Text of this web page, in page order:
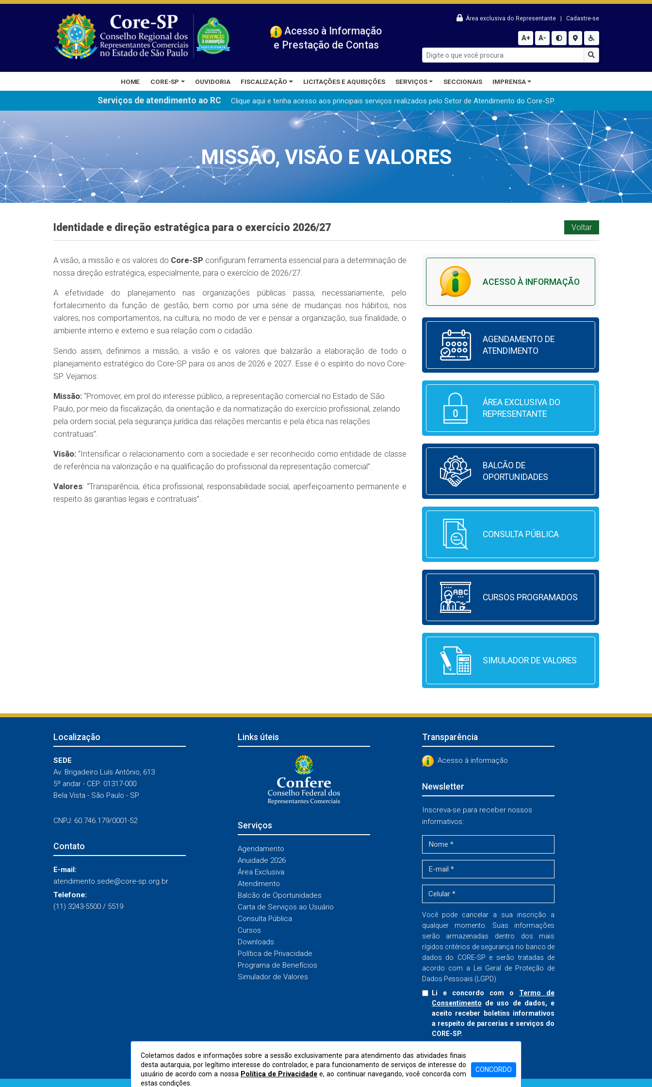
Acesso à Informação
e Prestação de Contas
Área exclusiva do Representante Cadastre-se
A+ A-
HOME CORE-SP OUVIDORIA FISCALIZAÇÃO LICITAÇÕES E AQUISIÇÕES SERVIÇOS SECCIONAIS IMPRENSA
Serviços de atendimento ao RC Clique aqui e tenha acesso aos principais serviços realizados pelo Setor de Atendimento do Core-SP.
MISSÃO, VISÃO E VALORES
Identidade e direção estratégica para o exercício 2026/27 Voltar
A visão, a missão e os valores do Core-SP configuram ferramenta essencial para a determinação de
nossa direção estratégica, especialmente, para o exercício de 2026/27.
A efetividade do planejamento nas organizações públicas passa, necessariamente, pelo
fortalecimento da função de gestão, bem como por uma série de mudanças nos hábitos, nos
valores, nos comportamentos, na cultura, no modo de ver e pensar a organização, sua finalidade, o
ambiente interno e externo e sua relação com o cidadão.
Sendo assim, definimos a missão, a visão e os valores que balizarão a elaboração de todo o
planejamento estratégico do Core-SP para os anos de 2026 e 2027. Esse é o espírito do novo Core-
SP. Vejamos:
Missão: “Promover, em prol do interesse público, a representação comercial no Estado de São
Paulo, por meio da fiscalização, da orientação e da normatização do exercício profissional, zelando
pela ordem social, pela segurança jurídica das relações mercantis e pela ética nas relações
contratuais”.
Visão: “Intensificar o relacionamento com a sociedade e ser reconhecido como entidade de classe
de referência na valorização e na qualificação do profissional da representação comercial”.
Valores: “Transparência, ética profissional, responsabilidade social, aperfeiçoamento permanente e
respeito às garantias legais e contratuais”.
ACESSO À INFORMAÇÃO
AGENDAMENTO DE
ATENDIMENTO
ÁREA EXCLUSIVA DO
REPRESENTANTE
BALCÃO DE
OPORTUNIDADES
CONSULTA PÚBLICA
CURSOS PROGRAMADOS
SIMULADOR DE VALORES
Localização
SEDE
Av. Brigadeiro Luís Antônio, 613
5º andar - CEP: 01317-000
Bela Vista - São Paulo - SP
CNPJ: 60.746.179/0001-52
Contato
E-mail:
atendimento.sede@core-sp.org.br
Telefone:
(11) 3243-5500 / 5519
Links úteis
Serviços
Agendamento
Anuidade 2026
Área Exclusiva
Atendimento
Balcão de Oportunidades
Carta de Serviços ao Usuário
Consulta Pública
Cursos
Downloads
Política de Privacidade
Programa de Benefícios
Simulador de Valores
Transparência
Acesso à informação
Newsletter
Inscreva-se para receber nossos
informativos:
Você pode cancelar a sua inscrição a
qualquer momento. Suas informações
serão armazenadas dentro dos mais
rígidos critérios de segurança no banco de
dados do CORE-SP e serão tratadas de
acordo com a Lei Geral de Proteção de
Dados Pessoais (LGPD)
Li e concordo com o Termo de
Consentimento de uso de dados, e
aceito receber boletins informativos
a respeito de parcerias e serviços do
CORE-SP.
Inscrever-se
Coletamos dados e informações sobre a sessão exclusivamente para atendimento das atividades finais
desta autarquia, por legítimo interesse do controlador, e para funcionamento de serviços de interesse do
usuário de acordo com a nossa Política de Privacidade e, ao continuar navegando, você concorda com
estas condições.
CONCORDO